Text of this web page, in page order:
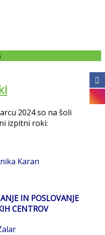
2024 so na šoli
izpitni roki:
Karan
IN POSLOVANJE
CENTROV